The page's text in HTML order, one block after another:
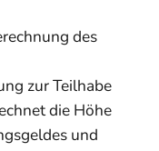
des
zur Teilhabe
die Höhe
und